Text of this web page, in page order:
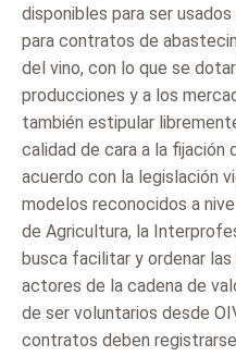
disponibles para ser
para contratos de
del vino, con lo que se
producciones y a los
también estipular
calidad de cara a la fijación
acuerdo con la legislación
modelos reconocidos a
de Agricultura, la
busca facilitar y ordenar
actores de la cadena de
de ser voluntarios desde
contratos deben